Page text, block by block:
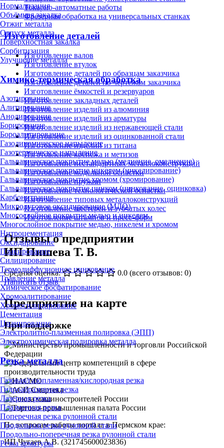
Нормализация
Объёмная закалка
Отжиг металла
Отпуск металла
Поверхностная закалка
Сорбитизация
Улучшение металла
Химико-термическая обработка
Азотирование
Алитирование
Анодирование
Борирование
Бороалитирование
Газодинамическое напыление
Газотермическое напыление
Гальваническое покрытие медью (меднение, омеднение)
Гальваническое покрытие никелем (никелирование)
Гальваническое покрытие хромом (хромирование)
Гальваническое покрытие цинком (цинкование, оцинковка)
Карбонитрация
Микродуговое оксидирование (МДО)
Многослойное покрытие медью и никелем
Многослойное покрытие медью, никелем и хромом
Нитроцементация
Оксидирование
Плакирование
Силицирование
Термодиффузионное цинкование
Травление металла
Химическое фосфатирование
Хромоалитирование
Хромосилицирование
Цементация
Цианирование
Электролитно-плазменная полировка (ЭПП)
Электрохимическая полировка металла
Резка металла
Газовая/газопламенная/кислородная резка
Гидроабразивная резка
Лазерная резка
Плазменная резка
Поперечная резка рулонной стали
Продольная резка рулонной стали
Продольно-поперечная резка рулонной стали
Резка арматуры
Токарно-автоматные работы
Фрезерная обработка на универсальных станках
Изготовление деталей
Изготовление валов
Изготовление втулок
Изготовление деталей по образцам заказчика
Изготовление деталей по чертежам заказчика
Изготовление ёмкостей и резервуаров
Изготовление закладных деталей
Изготовление изделий из алюминия
Изготовление изделий из арматуры
Изготовление изделий из нержавеющей стали
Изготовление изделий из оцинкованной стали
Изготовление изделий из титана
Изготовление крепежа и метизов
Изготовление нестандартных металлоконструкций
Изготовление модельной оснастки
Изготовление пружин
Изготовление технологической оснастки
Изготовление типовых металлоконструкций
Изготовление шестерен и зубчатых колес
Изготовление штампов и пресс-форм
Отзывы о предприятии
ИП Пишева Т. В.
Средняя оценка: 0.0 (всего отзывов: 0)
Написать отзыв
Предприятие на карте
При поддержке
По вопросам работы портала в Пермском крае:
ИП Чугаев А.В. (321745600023836)